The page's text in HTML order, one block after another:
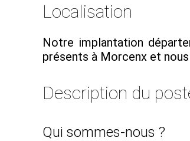
Localisation
Notre implantation
présents à Morcenx et
Description du
Qui sommes-nous ?